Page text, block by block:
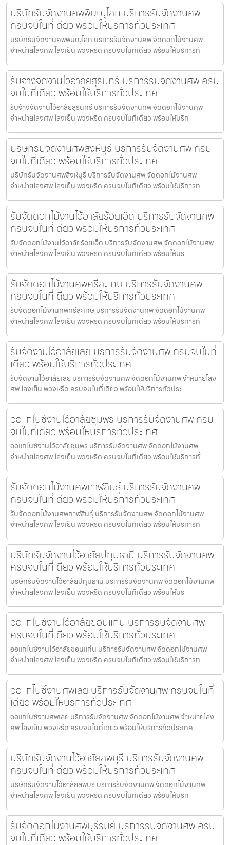
บริษัทรับจัดงานศพพิษณุโลก บริการรับจัดงานศพ
ครบจบในที่เดียว พร้อมให้บริการทั่วประเทศ
บริษัทรับจัดงานศพพิษณุโลก บริการรับจัดงานศพ จัดดอกไม้งานศพ
จำหน่ายโลงศพ โลงเย็น พวงหรีด ครบจบในที่เดียว พร้อมให้บริการทั
รับจ้างจัดงานไว้อาลัยสุรินทร์ บริการรับจัดงานศพ ครบ
จบในที่เดียว พร้อมให้บริการทั่วประเทศ
รับจ้างจัดงานไว้อาลัยสุรินทร์ บริการรับจัดงานศพ จัดดอกไม้งานศพ
จำหน่ายโลงศพ โลงเย็น พวงหรีด ครบจบในที่เดียว พร้อมให้บริก
บริษัทรับจัดงานศพสิงห์บุรี บริการรับจัดงานศพ ครบ
จบในที่เดียว พร้อมให้บริการทั่วประเทศ
บริษัทรับจัดงานศพสิงห์บุรี บริการรับจัดงานศพ จัดดอกไม้งานศพ
จำหน่ายโลงศพ โลงเย็น พวงหรีด ครบจบในที่เดียว พร้อมให้บริการท
รับจัดดอกไม้งานไว้อาลัยร้อยเอ็ด บริการรับจัดงานศพ
ครบจบในที่เดียว พร้อมให้บริการทั่วประเทศ
รับจัดดอกไม้งานไว้อาลัยร้อยเอ็ด บริการรับจัดงานศพ จัดดอกไม้งานศพ
จำหน่ายโลงศพ โลงเย็น พวงหรีด ครบจบในที่เดียว พร้อมให้บร
รับจัดดอกไม้งานศพศรีสะเกษ บริการรับจัดงานศพ
ครบจบในที่เดียว พร้อมให้บริการทั่วประเทศ
รับจัดดอกไม้งานศพศรีสะเกษ บริการรับจัดงานศพ จัดดอกไม้งานศพ
จำหน่ายโลงศพ โลงเย็น พวงหรีด ครบจบในที่เดียว พร้อมให้บริการทั
รับจัดงานไว้อาลัยเลย บริการรับจัดงานศพ ครบจบในที่
เดียว พร้อมให้บริการทั่วประเทศ
รับจัดงานไว้อาลัยเลย บริการรับจัดงานศพ จัดดอกไม้งานศพ จำหน่ายโลง
ศพ โลงเย็น พวงหรีด ครบจบในที่เดียว พร้อมให้บริการทั่วประ
ออแกไนซ์งานไว้อาลัยชุมพร บริการรับจัดงานศพ ครบ
จบในที่เดียว พร้อมให้บริการทั่วประเทศ
ออแกไนซ์งานไว้อาลัยชุมพร บริการรับจัดงานศพ จัดดอกไม้งานศพ
จำหน่ายโลงศพ โลงเย็น พวงหรีด ครบจบในที่เดียว พร้อมให้บริการทั่
รับจัดดอกไม้งานศพกาฬสินธุ์ บริการรับจัดงานศพ
ครบจบในที่เดียว พร้อมให้บริการทั่วประเทศ
รับจัดดอกไม้งานศพกาฬสินธุ์ บริการรับจัดงานศพ จัดดอกไม้งานศพ
จำหน่ายโลงศพ โลงเย็น พวงหรีด ครบจบในที่เดียว พร้อมให้บริการท
บริษัทรับจัดงานไว้อาลัยปทุมธานี บริการรับจัดงานศพ
ครบจบในที่เดียว พร้อมให้บริการทั่วประเทศ
บริษัทรับจัดงานไว้อาลัยปทุมธานี บริการรับจัดงานศพ จัดดอกไม้งานศพ
จำหน่ายโลงศพ โลงเย็น พวงหรีด ครบจบในที่เดียว พร้อมให้บร
ออแกไนซ์งานไว้อาลัยขอนแก่น บริการรับจัดงานศพ
ครบจบในที่เดียว พร้อมให้บริการทั่วประเทศ
ออแกไนซ์งานไว้อาลัยขอนแก่น บริการรับจัดงานศพ จัดดอกไม้งานศพ
จำหน่ายโลงศพ โลงเย็น พวงหรีด ครบจบในที่เดียว พร้อมให้บริการท
ออแกไนซ์งานศพเลย บริการรับจัดงานศพ ครบจบในที่
เดียว พร้อมให้บริการทั่วประเทศ
ออแกไนซ์งานศพเลย บริการรับจัดงานศพ จัดดอกไม้งานศพ จำหน่ายโลง
ศพ โลงเย็น พวงหรีด ครบจบในที่เดียว พร้อมให้บริการทั่วประเทศ
บริษัทรับจัดงานไว้อาลัยลพบุรี บริการรับจัดงานศพ
ครบจบในที่เดียว พร้อมให้บริการทั่วประเทศ
บริษัทรับจัดงานไว้อาลัยลพบุรี บริการรับจัดงานศพ จัดดอกไม้งานศพ
จำหน่ายโลงศพ โลงเย็น พวงหรีด ครบจบในที่เดียว พร้อมให้บริก
รับจัดดอกไม้งานศพบุรีรัมย์ บริการรับจัดงานศพ ครบ
จบในที่เดียว พร้อมให้บริการทั่วประเทศ